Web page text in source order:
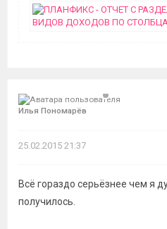
Илья Пономарёв
25.02.2015 21:37
Всё гораздо серьёзнее чем я
получилось.